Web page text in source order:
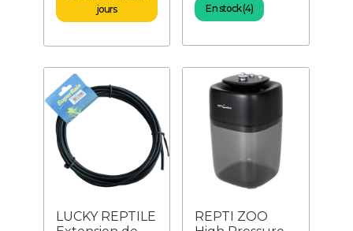
jours
En stock (4)
LUCKY REPTILE
REPTI ZOO